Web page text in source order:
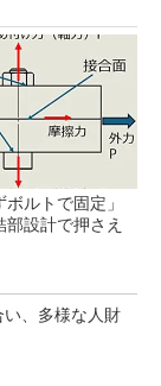
ボルトで固定」
設計で押さえ
、多様な人財